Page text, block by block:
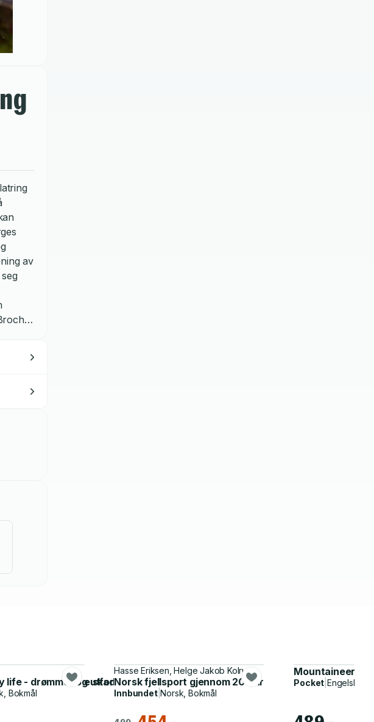
av
av klatrerelaterte skader og plager
life - drømmer og utfordringer i fjellet
Bokmål
Hasse Eriksen, Helge Jakob Kolrud
Norsk fjellsport gjennom 200 år
Innbundet|Norsk, Bokmål
Mountaineering
Pocket |Engelsk